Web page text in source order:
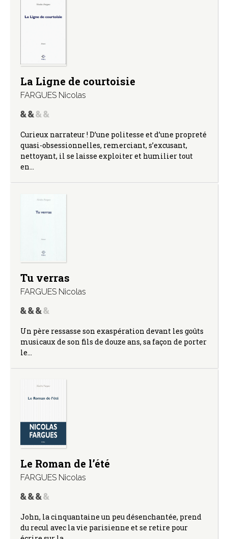
La Ligne de courtoisie
FARGUES Nicolas
Curieux narrateur ! D’une politesse et d’une propreté
quasi-obsessionnelles, remerciant, s’excusant,
nettoyant, il se laisse exploiter et humilier tout
en…
Tu verras
FARGUES Nicolas
Un père ressasse son exaspération devant les goûts
musicaux de son fils de douze ans, sa façon de porter
le…
Le Roman de l’été
FARGUES Nicolas
John, la cinquantaine un peu désenchantée, prend
du recul avec la vie parisienne et se retire pour